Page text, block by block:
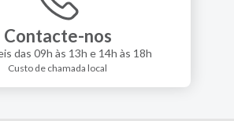
Contacte-nos
das 09h às 13h e 14h às 18h
Custo de chamada local